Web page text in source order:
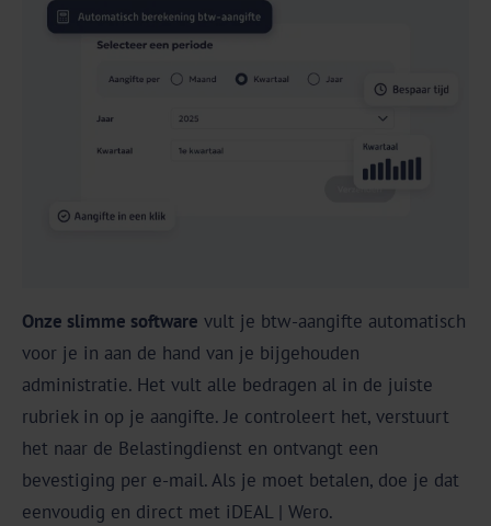
Onze slimme software vult je btw-aangifte automatisch
voor je in aan de hand van je bijgehouden
administratie. Het vult alle bedragen al in de juiste
rubriek in op je aangifte. Je controleert het, verstuurt
het naar de Belastingdienst en ontvangt een
bevestiging per e-mail. Als je moet betalen, doe je dat
eenvoudig en direct met iDEAL | Wero.